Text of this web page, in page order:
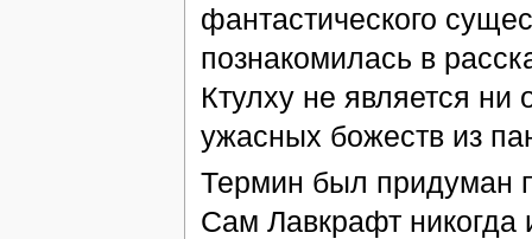
фантастического
познакомилась в
Ктулху не является
ужасных божеств из
Термин был придуман
Сам Лавкрафт никогда